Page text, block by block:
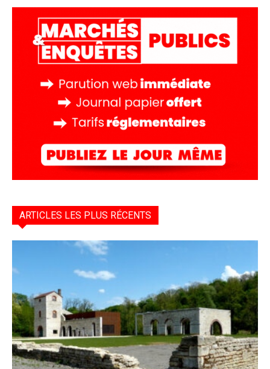
ARTICLES LES PLUS RÉCENTS